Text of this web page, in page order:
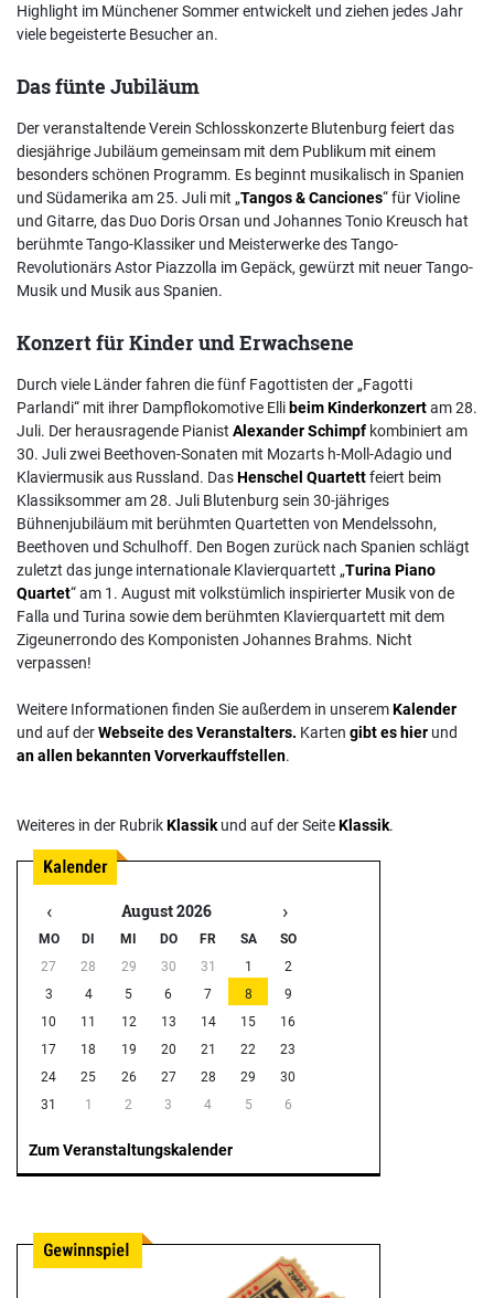
Highlight im Münchener Sommer entwickelt und ziehen jedes Jahr
viele begeisterte Besucher an.
Das fünte Jubiläum
Der veranstaltende Verein Schlosskonzerte Blutenburg feiert das
diesjährige Jubiläum gemeinsam mit dem Publikum mit einem
besonders schönen Programm. Es beginnt musikalisch in Spanien
und Südamerika am 25. Juli mit „Tangos & Canciones“ für Violine
und Gitarre, das Duo Doris Orsan und Johannes Tonio Kreusch hat
berühmte Tango-Klassiker und Meisterwerke des Tango-
Revolutionärs Astor Piazzolla im Gepäck, gewürzt mit neuer Tango-
Musik und Musik aus Spanien.
Konzert für Kinder und Erwachsene
Durch viele Länder fahren die fünf Fagottisten der „Fagotti
Parlandi“ mit ihrer Dampflokomotive Elli beim Kinderkonzertam 28.
Juli. Der herausragende Pianist Alexander Schimpf kombiniert am
30. Juli zwei Beethoven-Sonaten mit Mozarts h-Moll-Adagio und
Klaviermusik aus Russland. DasHenschel Quartettfeiert beim
Klassiksommer am 28. Juli Blutenburg sein 30-jähriges
Bühnenjubiläum mit berühmten Quartetten von Mendelssohn,
Beethoven und Schulhoff. Den Bogen zurück nach Spanien schlägt
zuletzt das junge internationale Klavierquartett „Turina Piano
Quartet“ am 1. August mit volkstümlich inspirierter Musik von de
Falla und Turina sowie dem berühmten Klavierquartett mit dem
Zigeunerrondo des Komponisten Johannes Brahms. Nicht
verpassen!
Weitere Informationen finden Sie außerdem in unseremKalender
und auf derWebseite des Veranstalters. Karten gibt es hier und
an allen bekannten Vorverkauffstellen.
Weiteres in der RubrikKlassik und auf der SeiteKlassik.
‹ August 2026 ›
MO DI MI DO FR SA
SO
27
28 29 30 31 1
2
3
4 5 6 7 8
9
10
11 12 13 14 15
16
17
18 19 20 21 22
23
24
25 26 27 28 29
30
31
1 2 3 4 5 6
Zum Veranstaltungskalender